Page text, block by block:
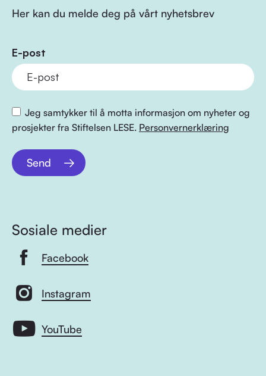
Her kan du melde deg på vårt nyhetsbrev
E-post
Jeg samtykker til å motta informasjon om nyheter og
prosjekter fra Stiftelsen LESE. Personvernerklæring
Send
Sosiale medier
Facebook
Instagram
YouTube